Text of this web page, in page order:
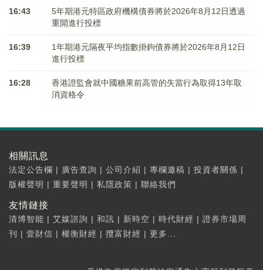
16:43
5年期港元特區政府機構債券將於2026年8月12日透過
重開進行投標
16:39
1年期港元隔夜平均指數掛鉤債券將於2026年8月12日
進行投標
16:28
香港證監會就中國糖果前高管的失當行為取得13年取
消資格令
相關訊息
法定公告欄 | 廣告查詢 | 公司介紹 | 專欄邀稿 | 投資者關係 |
版權聲明 | 重要聲明 | 私隱政策 | 聯絡我們
友情鏈接
清博智能 | 艾媒諮詢 | 和訊 | 新時空 | 時代財經 | 證券市場周
刊
| 壹財信 | 權衡財經 | 攬富財經 | 更多...